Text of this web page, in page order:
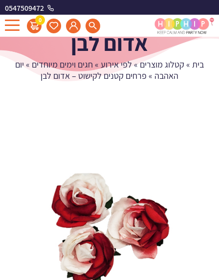
0547509472
0
פרחים קטנים לקישוט -
אדום לבן
בית » קטלוג מוצרים »לפי אירוע » חגים וימים מיוחדים » יום
האהבה » פרחים קטנים לקישוט – אדום לבן